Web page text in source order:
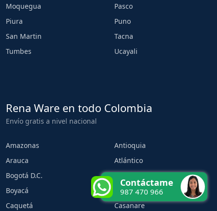
Moquegua
Pasco
Piura
Puno
San Martin
Tacna
Tumbes
Ucayali
Rena Ware en todo Colombia
Envío gratis a nivel nacional
Amazonas
Antioquia
Arauca
Atlántico
Bogotá D.C.
Bolívar
Boyacá
Caldas
Caquetá
Casanare
Contáctame
987 470 966